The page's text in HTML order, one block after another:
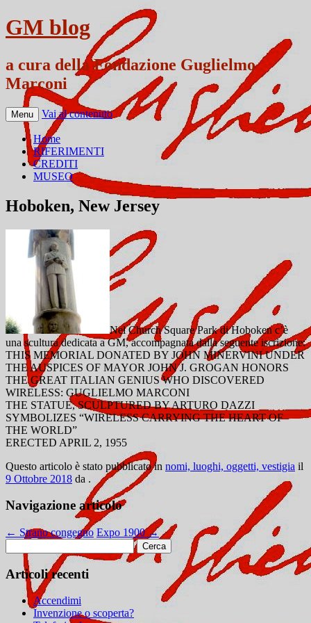
GM blog
a cura della Fondazione Guglielmo
Marconi
Menu Vai al contenuto
Home
RIFERIMENTI
CREDITI
MUSEO
Hoboken, New Jersey
Nel Church Square Park di Hoboken c’è
una scultura dedicata a GM, accompagnata dalla seguente iscrizione:
THIS MEMORIAL DONATED BY JOHN MINERVINI UNDER
THE AUSPICES OF MAYOR JOHN J. GROGAN HONORS
THE GREAT ITALIAN GENIUS WHO DISCOVERED
WIRELESS: GUGLIELMO MARCONI
THE STATUE, SCULPTURED BY ARTURO DAZZI
SYMBOLIZES “WIRELESS CARRYING THE HEART OF
THE WORLD”
ERECTED APRIL 2, 1955
Questo articolo è stato pubblicato in nomi, luoghi, oggetti, vestigia il
9 Ottobre 2018 da .
Navigazione articolo
← Strano congegno Expo 1900→
per:
Articoli recenti
Accendimi
Invenzione o scoperta?